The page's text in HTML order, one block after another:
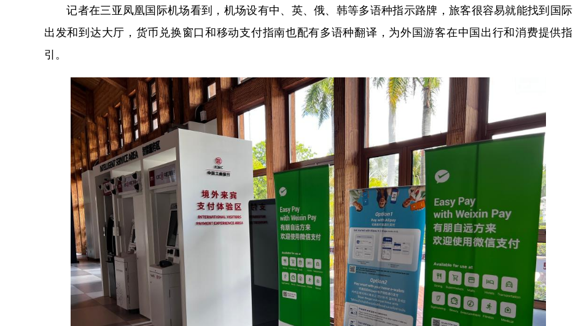
记者在三亚凤凰国际机场看到，机场设有中、英、俄、韩等多语种指示路牌，旅客很容易就能找到国际
出发和到达大厅，货币兑换窗口和移动支付指南也配有多语种翻译，为外国游客在中国出行和消费提供指
引。